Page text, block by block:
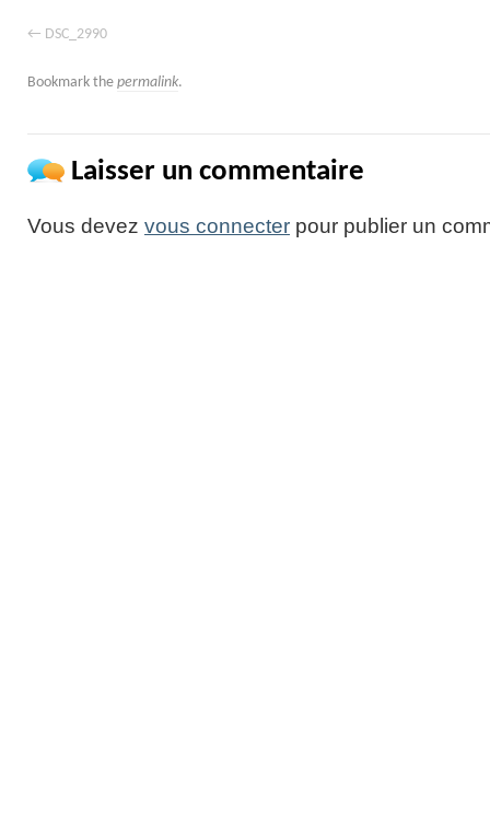
DSC_2990
Bookmark the permalink.
Laisser un commentaire
Vous devez vous connecter pour publier un